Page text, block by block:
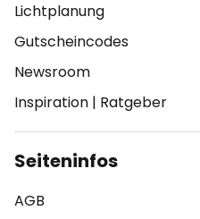
Lichtplanung
Gutscheincodes
Newsroom
Inspiration | Ratgeber
Seiteninfos
AGB